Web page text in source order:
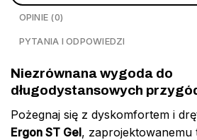
OPINIE (0)
PYTANIA I ODPOWIEDZI
Niezrównana wygoda do
długodystansowych
Pożegnaj się z dyskomfortem i
Ergon ST Gel, zaprojektowanemu